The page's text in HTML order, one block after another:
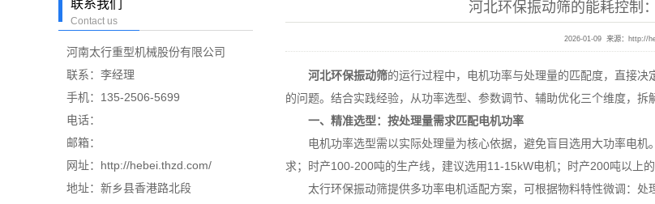
联系我们
Contact us
河南太行重型机械股份有限公司
联系：李经理
手机：135-2506-5699
电话：
邮箱：
网址：http://hebei.thzd.com/
地址：新乡县香港路北段
河北环保振动筛的能耗控制
2026-01-09 来源： http://
河北环保振动筛的运行过程中，电机功率与处理量的匹配度，直接决
的问题。结合实践经验，从功率选型、参数调节、辅助优化三个维度，拆
一、精准选型：按处理量需求匹配电机功率
电机功率选型需以实际处理量为核心依据，避免盲目选用大功率电机
求；时产100-200吨的生产线，建议选用11-15kW电机；时产200吨以上
太行环保振动筛提供多功率电机适配方案，可根据物料特性微调：处